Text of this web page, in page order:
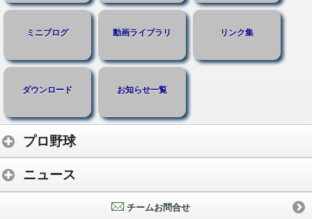
ミニブログ 動画ライブラリ リンク集
ダウンロード お知らせ一覧
プロ野球
ニュース
チームお問合せ